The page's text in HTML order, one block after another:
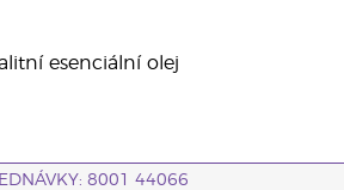
esenciální olej
8001 44066